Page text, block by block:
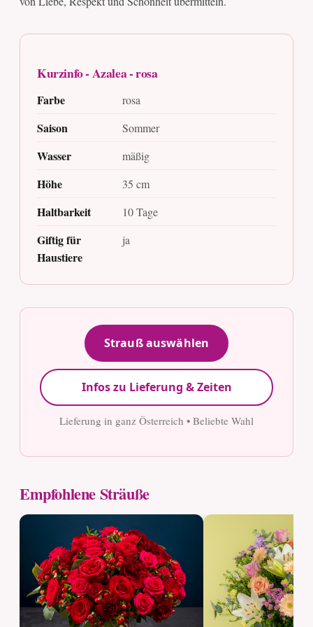
Kurzinfo - Azalea - rosa
Farbe rosa
Saison Sommer
Wasser mäßig
Höhe 35 cm
Haltbarkeit 10 Tage
Giftig für
Haustiere
ja
Strauß auswählen
Infos zu Lieferung & Zeiten
Lieferung in ganz Österreich • Beliebte Wahl
Empfohlene Sträuße